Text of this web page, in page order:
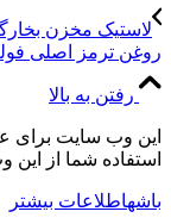
لاستیک مخزن
روغن ترمز اصلی
رفتن به بالا
این وب سایت برای
استفاده شما از
باشهاطلاعات بیشتر